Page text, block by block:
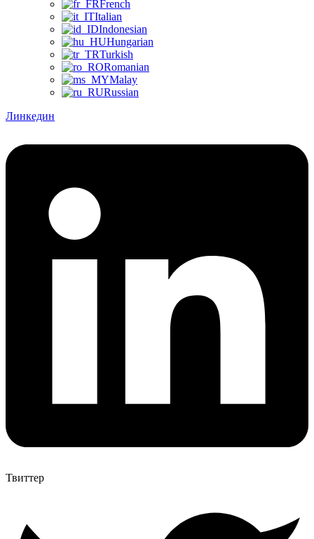
French
Italian
Indonesian
Hungarian
Turkish
Romanian
Malay
Russian
Линкедин
Твиттер